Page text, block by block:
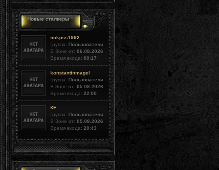
Новые сталкеры
nokpss1992
Группа: Пользователи
В Зоне от: 06.08.2026
Время входа: 00:17
konstantinmagel
Группа: Пользователи
В Зоне от: 05.08.2026
Время входа: 22:00
КЕ
Группа: Пользователи
В Зоне от: 05.08.2026
Время входа: 20:43